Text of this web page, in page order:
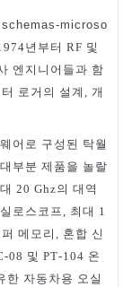
microso
년부터 RF 및
엔지니어들과 함
로거의 설계 , 개
어로 구성된 탁월
대부분 제품을 놀랄
20 Ghz의 대역
로스코프, 최대 1
메모리 , 혼합 신
08 및 PT‑104 온
한 자동차용 오실